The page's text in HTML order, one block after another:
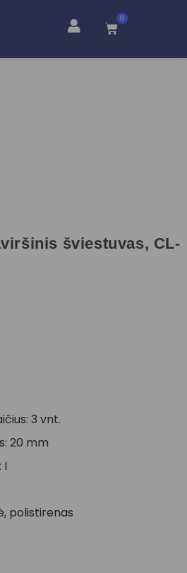
0
šviestuvas, CL-
3 vnt.
20 mm
I
polistirenas